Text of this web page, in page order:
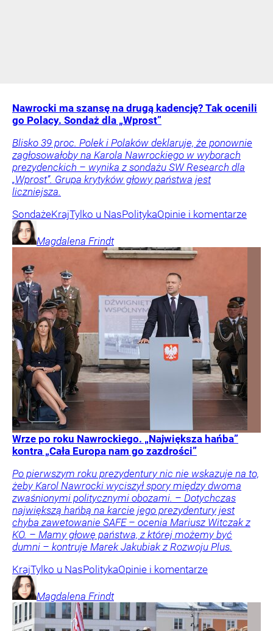
Nawrocki ma szansę na drugą kadencję? Tak ocenili
go Polacy. Sondaż dla „Wprost”
Blisko 39 proc. Polek i Polaków deklaruje, że ponownie
zagłosowałoby na Karola Nawrockiego w wyborach
prezydenckich – wynika z sondażu SW Research dla
„Wprost”. Grupa krytyków głowy państwa jest
liczniejsza.
SondażeKrajTylko u NasPolitykaOpinie i komentarze
Magdalena Frindt
Wrze po roku Nawrockiego. „Największa hańba”
kontra „Cała Europa nam go zazdrości”
Po pierwszym roku prezydentury nic nie wskazuje na to,
żeby Karol Nawrocki wyciszył spory między dwoma
zwaśnionymi politycznymi obozami. – Dotychczas
największą hańbą na karcie jego prezydentury jest
chyba zawetowanie SAFE – ocenia Mariusz Witczak z
KO. – Mamy głowę państwa, z której możemy być
dumni – kontruje Marek Jakubiak z Rozwoju Plus.
KrajTylko u NasPolitykaOpinie i komentarze
Magdalena Frindt